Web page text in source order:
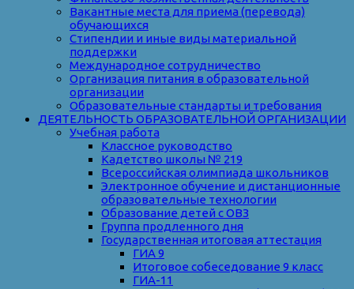
Вакантные места для приема (перевода)
обучающихся
Стипендии и иные виды материальной
поддержки
Международное сотрудничество
Организация питания в образовательной
организации
Образовательные стандарты и требования
ДЕЯТЕЛЬНОСТЬ ОБРАЗОВАТЕЛЬНОЙ ОРГАНИЗАЦИИ
Учебная работа
Классное руководство
Кадетство школы № 219
Всероссийская олимпиада школьников
Электронное обучение и дистанционные
образовательные технологии
Образование детей с ОВЗ
Группа продленного дня
Государственная итоговая аттестация
ГИА 9
Итоговое собеседование 9 класс
ГИА-11